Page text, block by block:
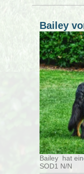
Bailey
Bailey hat
SOD1 N/N